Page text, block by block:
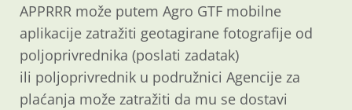
APPRRR može putem Agro GTF mobilne
aplikacije zatražiti geotagirane fotografije od
poljoprivrednika (poslati zadatak)
ili poljoprivrednik u podružnici Agencije za
plaćanja može zatražiti da mu se dostavi